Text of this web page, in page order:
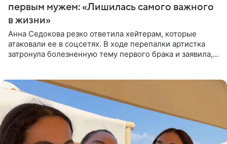
первым мужем: «Лишилась самого важного
в жизни»
Анна Седокова резко ответила хейтерам, которые
атаковали ее в соцсетях. В ходе перепалки артистка
затронула болезненную тему первого брака и заявила,